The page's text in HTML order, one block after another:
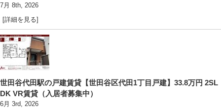
7月 8th, 2026
[詳細を見る]
世田谷代田駅の戸建賃貸【世田谷区代田1丁目戸建】33.8万円 2SL
DK VR賃貸（入居者募集中）
6月 3rd, 2026